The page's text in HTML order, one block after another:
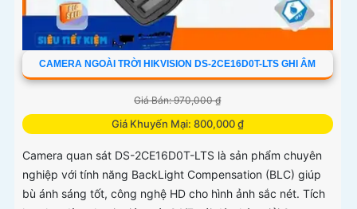
CAMERA NGOÀI TRỜI HIKVISION DS-2CE16D0T-LTS GHI ÂM
Giá Bán: 970,000 ₫
Giá Khuyến Mại: 800,000 ₫
Camera quan sát DS-2CE16D0T-LTS là sản phẩm chuyên
nghiệp với tính năng BackLight Compensation (BLC) giúp
bù ánh sáng tốt, công nghệ HD cho hình ảnh sắc nét. Tích